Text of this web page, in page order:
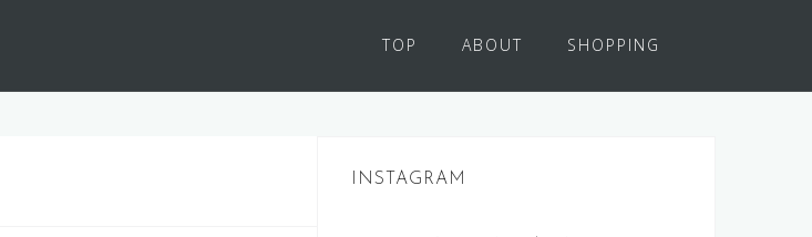
TOP ABOUT SHOPPING
INSTAGRAM